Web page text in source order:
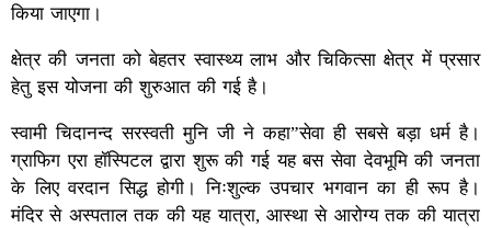
किया जाएगा।
क्षेत्र की जनता को बेहतर स्वास्थ्य लाभ और चिकित्सा क्षेत्र में प्रसार
हेतु इस योजना की शुरुआत की गई है।
स्वामी चिदानन्द सरस्वती मुनि जी ने कहा”सेवा ही सबसे बड़ा धर्म है।
ग्राफिग एरा हॉस्पिटल द्वारा शुरू की गई यह बस सेवा देवभूमि की जनता
के लिए वरदान सिद्ध होगी। निःशुल्क उपचार भगवान का ही रूप है।
मंदिर से अस्पताल तक की यह यात्रा, आस्था से आरोग्य तक की यात्रा